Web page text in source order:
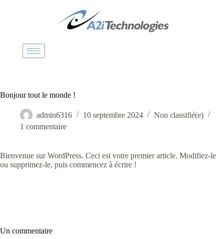
n
Bonjour tout le monde !
admin6316 10 septembre 2024
Non classifié(e)
1 commentaire
Bienvenue sur WordPress. Ceci est votre premier article. Modifiez-le
ou supprimez-le, puis commencez à écrire !
Un commentaire